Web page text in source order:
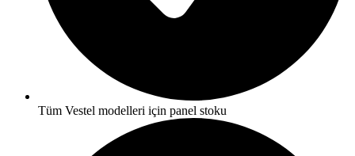
Tüm Vestel modelleri için panel stoku